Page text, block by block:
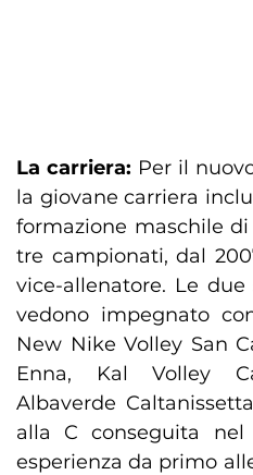
La carriera: Per il
la giovane carriera
formazione maschile
tre campionati, dal
vice-allenatore. Le
vedono impegnato
New Nike Volley San
Enna, Kal Volley
Albaverde
alla C conseguita nel
esperienza da primo